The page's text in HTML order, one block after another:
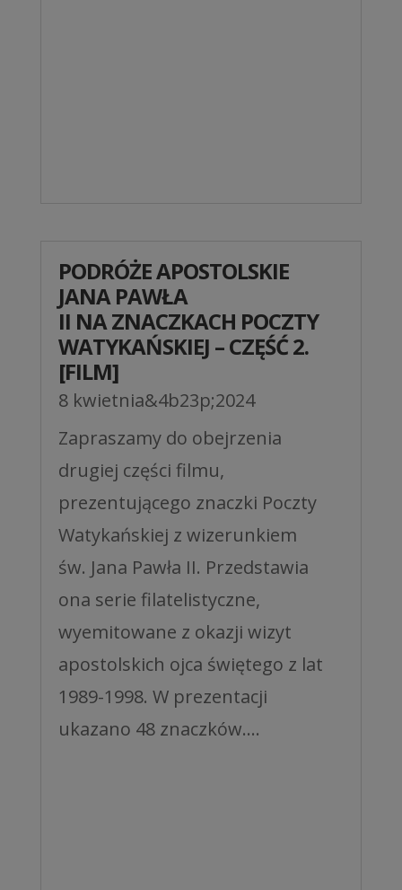
PODRÓŻE APOSTOLSKIE
JANA PAWŁA
II NA ZNACZKACH POCZTY
WATYKAŃSKIEJ – CZĘŚĆ 2.
[FILM]
8 kwietnia&4b23p;2024
Zapraszamy do obejrzenia
drugiej części filmu,
prezentującego znaczki Poczty
Watykańskiej z wizerunkiem
św. Jana Pawła II. Przedstawia
ona serie filatelistyczne,
wyemitowane z okazji wizyt
apostolskich ojca świętego z lat
1989-1998. W prezentacji
ukazano 48 znaczków....